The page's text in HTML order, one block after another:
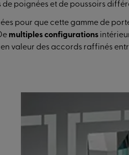
poignées et de poussoirs
pour que cette gamme de
multiples configurations
valeur des accords raffinés